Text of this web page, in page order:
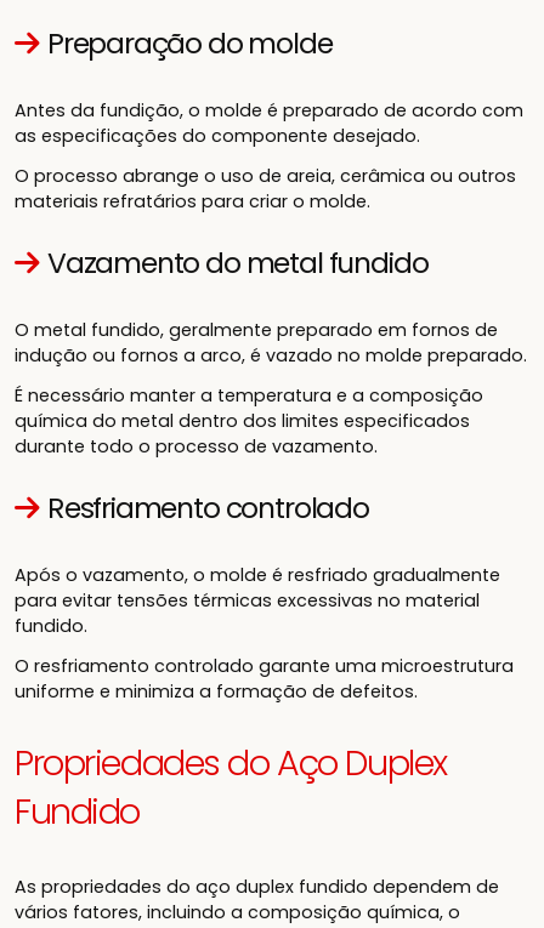
Preparação do molde
Antes da fundição, o molde é preparado de acordo com
as especificações do componente desejado.
O processo abrange o uso de areia, cerâmica ou outros
materiais refratários para criar o molde.
Vazamento do metal fundido
O metal fundido, geralmente preparado em fornos de
indução ou fornos a arco, é vazado no molde preparado.
É necessário manter a temperatura e a composição
química do metal dentro dos limites especificados
durante todo o processo de vazamento.
Resfriamento controlado
Após o vazamento, o molde é resfriado gradualmente
para evitar tensões térmicas excessivas no material
fundido.
O resfriamento controlado garante uma microestrutura
uniforme e minimiza a formação de defeitos.
Propriedades do Aço Duplex
Fundido
As propriedades do aço duplex fundido dependem de
vários fatores, incluindo a composição química, o